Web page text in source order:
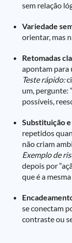
sem relação
Variedade
orientar, mas
Retomadas
apontam para
Teste rápido:
um, pergunte:
possíveis,
Substituição
repetidos
não criam
Exemplo de
depois por
que é a
se conectam
contraste ou